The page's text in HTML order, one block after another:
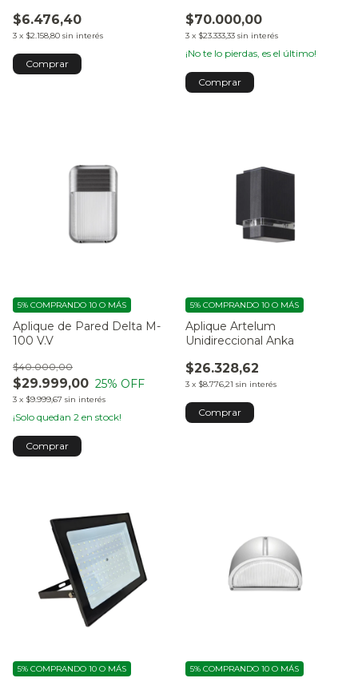
$6.476,40
3 x $2.158,80 sin interés
$70.000,00
3 x $23.333,33 sin interés
¡No te lo pierdas, es el último!
Aplique de Pared Delta M-
100 V.V
$29.999,00
$40.000,00
25% OFF
3 x $9.999,67 sin interés
5% COMPRANDO 10 O MÁS
¡Solo quedan 2 en stock!
Aplique Artelum
Unidireccional Anka
$26.328,62
3 x $8.776,21 sin interés
5% COMPRANDO 10 O MÁS
5% COMPRANDO 10 O MÁS 5% COMPRANDO 10 O MÁS